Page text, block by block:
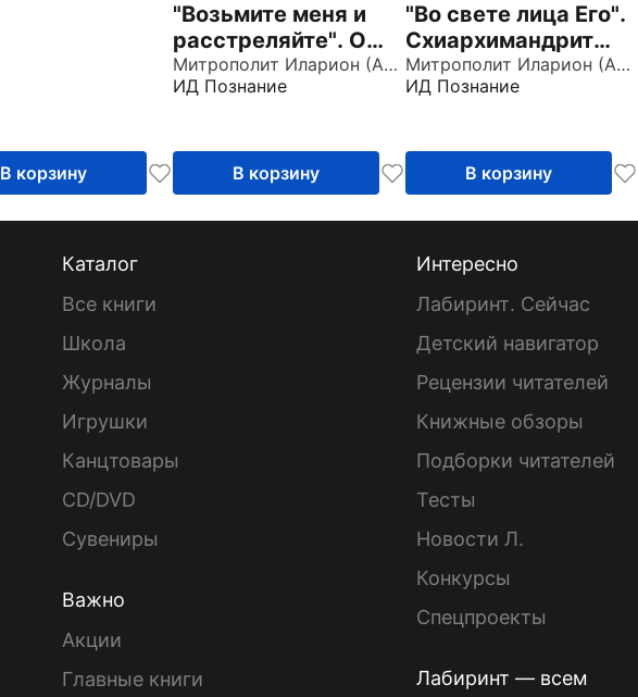
В корзину
"Возьмите меня и
расстреляйте". О
преподобном
Гаврииле
Митрополит Иларион (Алфеев)
ИД Познание
В корзину
"Во свете лица Его".
Схиархимандрит
Софроний (Сахаров)
и его учение о
Митрополит Иларион (Алфеев)
ИД Познание
В корзину
Каталог
Все книги
Школа
Журналы
Игрушки
Канцтовары
CD/DVD
Сувениры
Важно
Акции
Главные книги
Интересно
Лабиринт. Сейчас
Детский навигатор
Рецензии читателей
Книжные обзоры
Подборки читателей
Тесты
Новости Л.
Конкурсы
Спецпроекты
Лабиринт — всем